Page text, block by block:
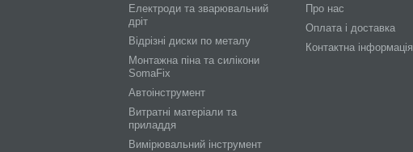
Електроди та зварювальний
дріт
Відрізні диски по металу
Монтажна піна та силікони
SomaFix
Автоінструмент
Витратні матеріали та
приладдя
Вимірювальний інструмент
Про нас
Оплата і доставка
Контактна інформація